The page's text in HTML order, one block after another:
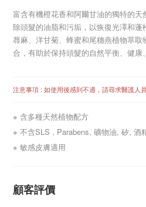
富含有機橙花香和阿爾甘油的獨特的
除頭髮的油脂和污垢，以恢復光澤和
蕁麻、洋甘菊、蜂蜜和尾穗燕植物萃取
合，有助於保持頭髮的自然平衡、健康
注意事項 : 如使用後感到不適，請尋求醫護人
※ 含多種天然植物配方
※ 不含SLS , Parabens, 礦物油, 矽, 酒
※ 敏感皮膚適用
顧客評價